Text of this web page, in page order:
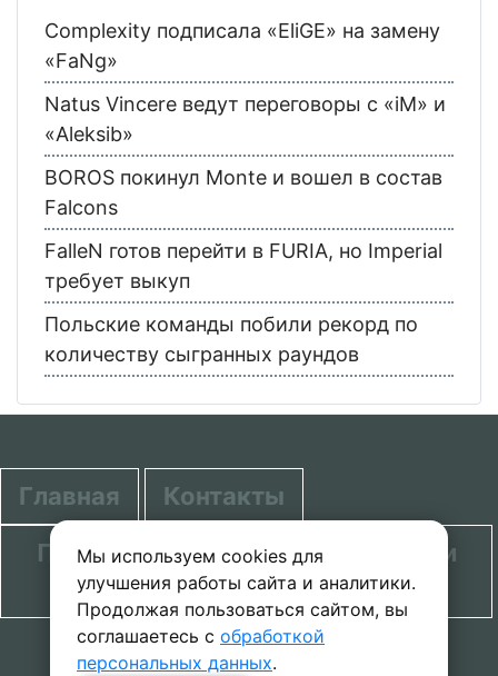
Мы используем cookies для
улучшения работы сайта и аналитики.
Продолжая пользоваться сайтом, вы
соглашаетесь с обработкой
персональных данных.
Complexity подписала «EliGE» на замену
«FaNg»
Natus Vincere ведут переговоры с «iM» и
«Aleksib»
BOROS покинул Monte и вошел в состав
Falcons
FalleN готов перейти в FURIA, но Imperial
требует выкуп
Польские команды побили рекорд по
количеству сыгранных раундов
Главная
Контакты
Политика в отношении обработки
персональных данных
© 2020-2026 проект SecretGuide.RU При